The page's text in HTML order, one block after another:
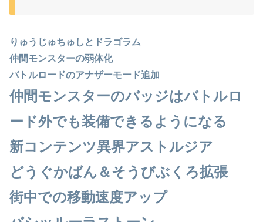
りゅうじゅちゅしとドラゴラム
仲間モンスターの弱体化
バトルロードのアナザーモード追加
仲間モンスターのバッジはバトルロ
ード外でも装備できるようになる
新コンテンツ異界アストルジア
どうぐかばん＆そうびぶくろ拡張
街中での移動速度アップ